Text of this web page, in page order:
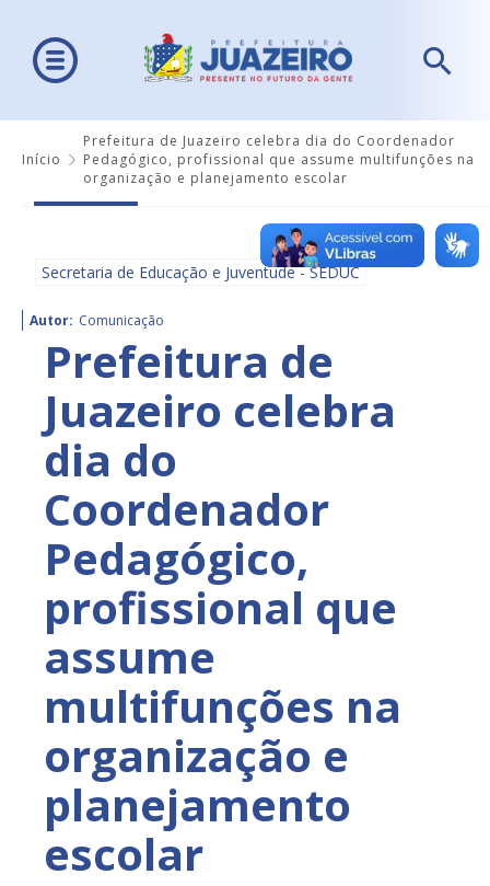
Início
Prefeitura de Juazeiro celebra dia do Coordenador
Pedagógico, profissional que assume multifunções na
organização e planejamento escolar
Secretaria de Educação e Juventude - SEDUC
Autor: Comunicação
Prefeitura de
Juazeiro celebra
dia do
Coordenador
Pedagógico,
profissional que
assume
multifunções na
organização e
planejamento
escolar